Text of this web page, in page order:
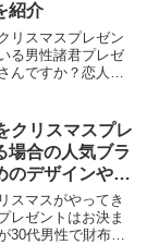
紹介
リスマスプレゼン
る男性諸君プレゼ
んですか？恋人で
は日ごろお世話に
ル...
クリスマスプレ
場合の人気ブラ
のデザインやカ
スマスがやってき
レゼントはお決ま
30代男性で財布を